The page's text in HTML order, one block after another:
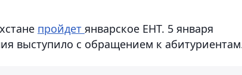
пройдет январское ЕНТ. 5 января
выступило с обращением к